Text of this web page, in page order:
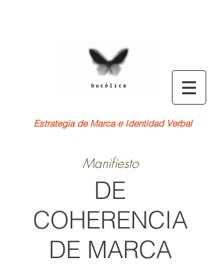
Estrategia de Marca e Identidad Verbal
Manifiesto
DE
COHERENCIA
DE MARCA